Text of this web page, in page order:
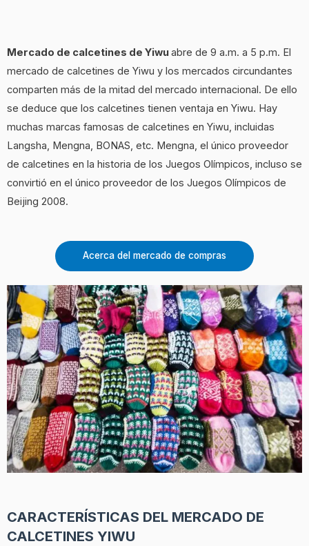
Mercado de calcetines de Yiwuabre de 9 a.m. a 5 p.m. El
mercado de calcetines de Yiwu y los mercados circundantes
comparten más de la mitad del mercado internacional. De ello
se deduce que los calcetines tienen ventaja en Yiwu. Hay
muchas marcas famosas de calcetines en Yiwu, incluidas
Langsha, Mengna, BONAS, etc. Mengna, el único proveedor
de calcetines en la historia de los Juegos Olímpicos, incluso se
convirtió en el único proveedor de los Juegos Olímpicos de
Beijing 2008.
Acerca del mercado de compras
CARACTERÍSTICAS DEL MERCADO DE
CALCETINES YIWU